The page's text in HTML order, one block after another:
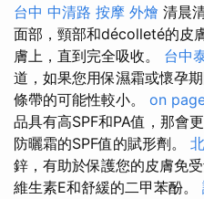
台中 中清路 按摩 外燴 清晨
面部，頸部和décolleté的皮
膚上，直到完全吸收。 台中
道，如果您用保濕霜或懷孕
條帶的可能性較小。 on
品具有高SPF和PA值，那會
防曬霜的SPF值的賦形劑。
鋅，有助於保護您的皮膚免
維生素E和舒緩的二甲苯酚。